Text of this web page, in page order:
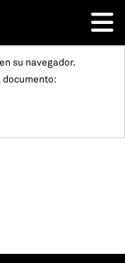
su navegador.
documento: